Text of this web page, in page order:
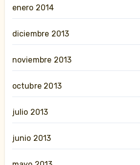
enero 2014
diciembre 2013
noviembre 2013
octubre 2013
julio 2013
junio 2013